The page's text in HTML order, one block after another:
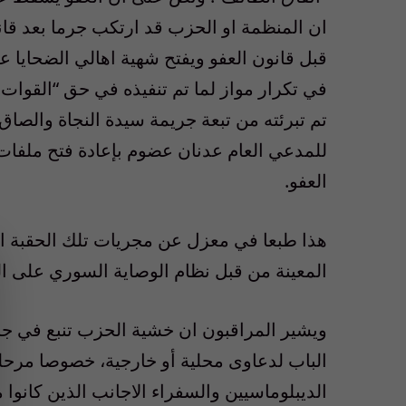
ان المنظمة او الحزب قد ارتكب جرما بعد
قبل قانون العفو ويفتح شهية اهالي الضحايا
في تكرار مواز لما تم تنفيذه في حق
تم تبرئته من تبعة جريمة سيدة النجاة
للمدعي العام عدنان عضوم بإعادة فتح
العفو.
هذا طبعا في معزل عن مجريات تلك الحقبة
المعينة من قبل نظام الوصاية السوري على
ويشير المراقبون ان خشية الحزب تنبع في
الباب لدعاوى محلية أو خارجية، خصوصا
الديبلوماسيين والسفراء الاجانب الذين